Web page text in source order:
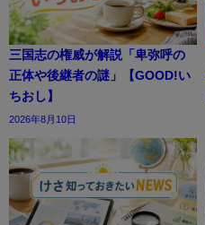
三国志の権威が解説「卑弥呼の
正体や後継者の謎」【GOOD!い
ちおし】
2026年8月10日